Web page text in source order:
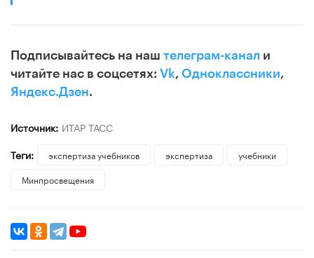
Подписывайтесь на наш телеграм-канал и
читайте нас в соцсетях: Vk, Одноклассники,
Яндекс.Дзен.
Источник: ИТАР ТАСС
Теги:
экспертиза учебников экспертиза
учебники
Минпросвещения